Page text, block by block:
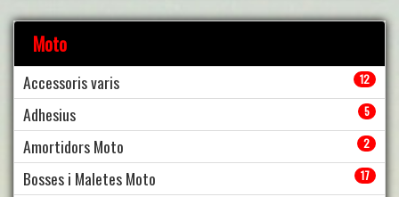
Moto
Accessoris varis 12
Adhesius 5
Amortidors Moto 2
Bosses i Maletes Moto 17